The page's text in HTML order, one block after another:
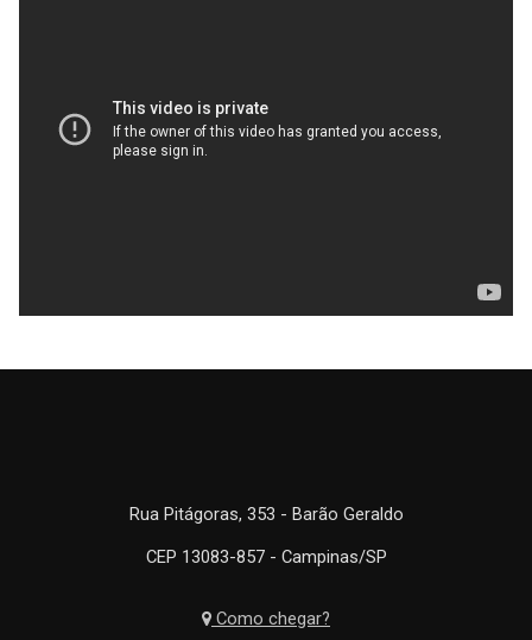
Rua Pitágoras, 353 - Barão Geraldo
CEP 13083-857 - Campinas/SP
Como chegar?